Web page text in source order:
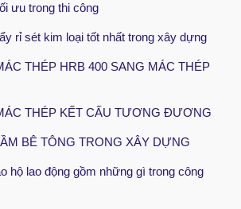
ưu trong thi công
rỉ sét kim loại tốt nhất trong xây dựng
THÉP HRB 400 SANG MÁC THÉP
THÉP KẾT CẤU TƯƠNG ĐƯƠNG
BÊ TÔNG TRONG XÂY DỰNG
hộ lao động gồm những gì trong công